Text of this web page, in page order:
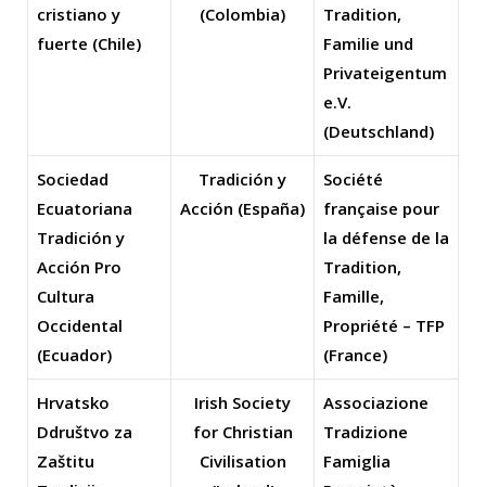
cristiano y
fuerte (Chile)
(Colombia)
Tradition,
Familie und
Privateigentum
e.V.
(Deutschland)
Sociedad
Ecuatoriana
Tradición y
Acción Pro
Cultura
Occidental
(Ecuador)
Tradición y
Acción (España)
Société
française pour
la défense de la
Tradition,
Famille,
Propriété – TFP
(France)
Hrvatsko
Ddruštvo za
Zaštitu
Irish Society
for Christian
Civilisation
Associazione
Tradizione
Famiglia